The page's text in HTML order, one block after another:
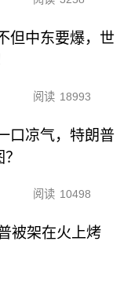
但中东要爆，世
阅读 18993
口凉气，特朗普
阅读 10498
被架在火上烤